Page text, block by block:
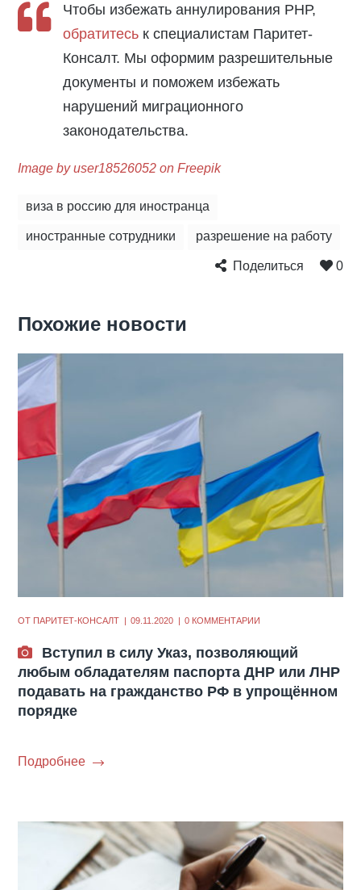
Чтобы избежать аннулирования РНР,
обратитесь к специалистам Паритет-
Консалт. Мы оформим разрешительные
документы и поможем избежать
нарушений миграционного
законодательства.
Image by user18526052 on Freepik
виза в россию для иностранца
иностранные сотрудники разрешение на работу
Поделиться 0
Похожие новости
ОТ ПАРИТЕТ-КОНСАЛТ 09.11.2020 0 КОММЕНТАРИИ
Вступил в силу Указ, позволяющий
любым обладателям паспорта ДНР или ЛНР
подавать на гражданство РФ в упрощённом
порядке
Подробнее